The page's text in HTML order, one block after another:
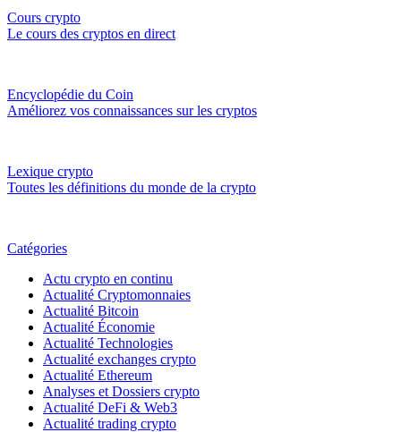
Cours crypto
Le cours des cryptos en direct
Encyclopédie du Coin
Améliorez vos connaissances sur les cryptos
Lexique crypto
Toutes les définitions du monde de la crypto
Catégories
Actu crypto en continu
Actualité Cryptomonnaies
Actualité Bitcoin
Actualité Économie
Actualité Technologies
Actualité exchanges crypto
Actualité Ethereum
Analyses et Dossiers crypto
Actualité DeFi & Web3
Actualité trading crypto